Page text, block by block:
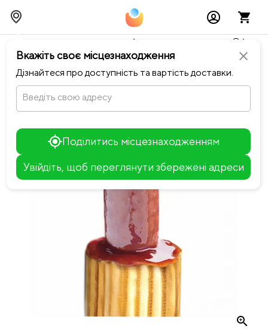
close
Вкажіть своє місцезнаходження
Дізнайтеся про доступність та вартість доставки.
Введіть свою адресу
Поділитись місцезнаходженням
Увійдіть, щоб переглянути збережені адреси
Тимчасово можливі перебої із онлайн оплатами🥺🔧
chevron_leftПовернутися до MoBurger
zoom_in